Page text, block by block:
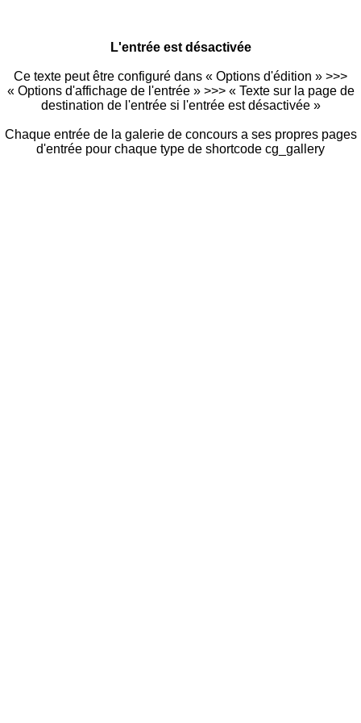
L'entrée est désactivée
Ce texte peut être configuré dans « Options d'édition » >>>
« Options d'affichage de l'entrée » >>> « Texte sur la page de
destination de l'entrée si l'entrée est désactivée »
Chaque entrée de la galerie de concours a ses propres pages
d'entrée pour chaque type de shortcode cg_gallery